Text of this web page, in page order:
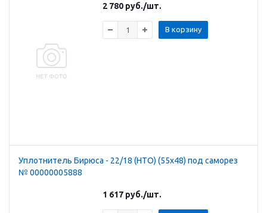
2 780 руб./шт.
В корзину
Уплотнитель Бирюса - 22/18 (НТО) (55х48) под саморез
№ 00000005888
1 617 руб./шт.